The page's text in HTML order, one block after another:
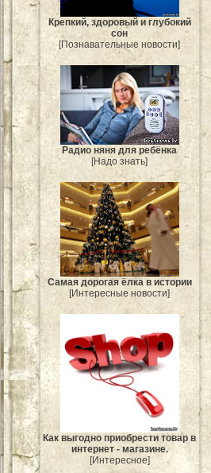
Крепкий, здоровый и глубокий
сон
[Познавательные новости]
Радио няня для ребёнка
[Надо знать]
Самая дорогая ёлка в истории
[Интересные новости]
Как выгодно приобрести товар в
интернет - магазине.
[Интересное]